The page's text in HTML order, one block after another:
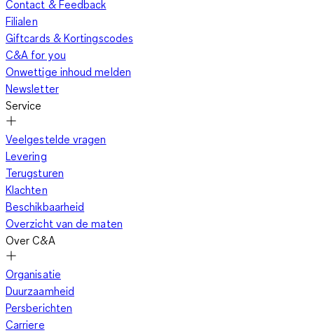
Contact & Feedback
Filialen
Giftcards & Kortingscodes
C&A for you
Onwettige inhoud melden
Newsletter
Service
Veelgestelde vragen
Levering
Terugsturen
Klachten
Beschikbaarheid
Overzicht van de maten
Over C&A
Organisatie
Duurzaamheid
Persberichten
Carriere